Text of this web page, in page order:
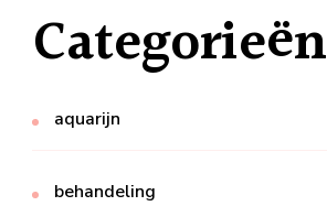
Categorieën
aquarijn
behandeling